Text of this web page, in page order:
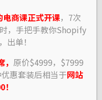
多伦多时间下午
和Dropshipping
商课正式开课，7次
，手把手教你Shopify
出单！
原价$4999，$7999
惠套装后相当于网站